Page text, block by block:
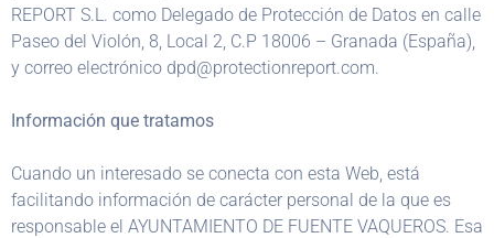
REPORT S.L. como Delegado de Protección de Datos en calle
Paseo del Violón, 8, Local 2, C.P 18006 – Granada (España),
y correo electrónico dpd@protectionreport.com.
Información que tratamos
Cuando un interesado se conecta con esta Web, está
facilitando información de carácter personal de la que es
responsable el AYUNTAMIENTO DE FUENTE VAQUEROS. Esa